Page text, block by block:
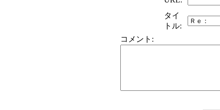
タイ
トル:
コメント: